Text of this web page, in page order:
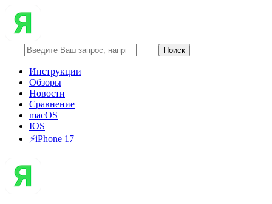
Инструкции
Обзоры
Новости
Сравнение
macOS
IOS
⚡️iPhone 17